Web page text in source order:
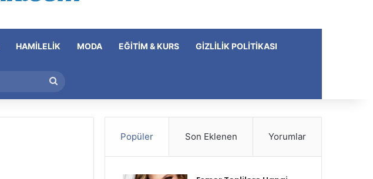
HAMILELIK MODA EĞITIM & KURS GIZLILIK POLITIKASI
Arama
yap
Popüler Son Eklenen Yorumlar